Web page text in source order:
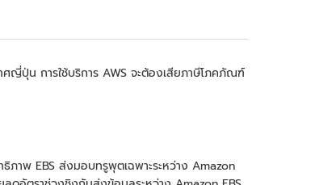
ศญี่ปุ่น การใช้บริการ AWS จะต้องเสียภาษีโภคภัณฑ์
ภาพ EBS ส่งมอบทรูพุตเฉพาะระหว่าง Amazon